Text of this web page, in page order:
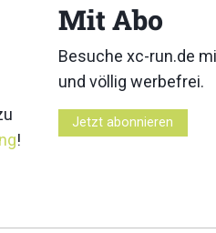
!
Mit Abo
Besuche xc-run.de
und völlig werbefrei.
Jetzt abonnieren